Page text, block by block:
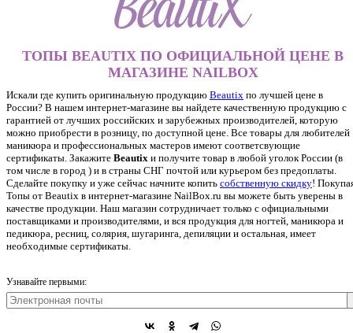
ТОПЫ BEAUTIX ПО ОФИЦИАЛЬНОЙ ЦЕНЕ В
МАГАЗИНЕ NAILBOX
Искали где купить оригинальную продукцию Beautix по лучшей цене в
России? В нашем интернет-магазине вы найдете качественную продукцию с
гарантией от лучших российских и зарубежных производителей, которую
можно приобрести в розницу, по доступной цене. Все товары для любителей
маникюра и профессиональных мастеров имеют соответсвующие
сертификаты. Закажите Beautix и получите товар в любой уголок России (в
том числе в город ) и в страны СНГ почтой или курьером без предоплаты.
Сделайте покупку и уже сейчас начните копить собственную скидку!
Топы от Beautix в интернет-магазине NailBox.ru вы можете быть уверены в
качестве продукции. Наш магазин сотрудничает только с официальными
поставщиками и производителями, и вся продукция для ногтей, маникюра и
педикюра, ресниц, солярия, шугаринга, депиляции и остальная, имеет
необходимые сертификаты.
Узнавайте первыми: